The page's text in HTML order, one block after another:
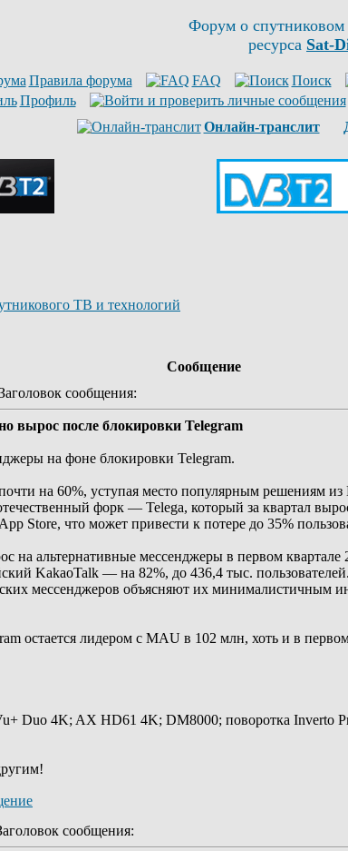
Форум о спутниковом
ресурса Sat-
Правила форума FAQ Поиск
Профиль
Онлайн-транслит
ТВ и технологий
Сообщение
сообщения:
вырос после блокировки Telegram
на фоне блокировки Telegram.
на 60%, уступая место популярным решениям
форк — Telega, который за квартал
Store, что может привести к потере до 35%
альтернативные мессенджеры в первом квартале
KakaoTalk — на 82%, до 436,4 тыс.
мессенджеров объясняют их минималистичным
остается лидером с MAU в 102 млн, хоть и в
Duo 4K; AX HD61 4K; DM8000; поворотка Inverto
сообщения: